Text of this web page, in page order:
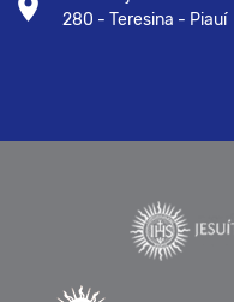
280 - Teresina - Piauí